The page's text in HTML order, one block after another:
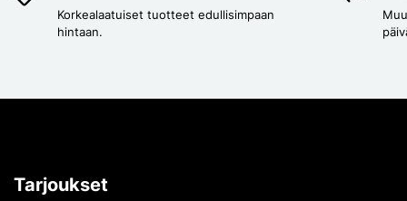
Korkealaatuiset tuotteet edullisimpaan
hintaan.
Tarjoukset